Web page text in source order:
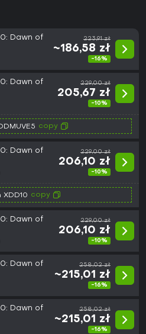
Dawn of
223,91 zł
~186,58 zł
-16%
Dawn of
229,00 zł
205,67 zł
-10%
copy
Dawn of
229,00 zł
206,10 zł
-10%
XDD10 copy
Dawn of
229,00 zł
206,10 zł
-10%
Dawn of
258,02 zł
~215,01 zł
-16%
Dawn of
258,02 zł
~215,01 zł
-16%